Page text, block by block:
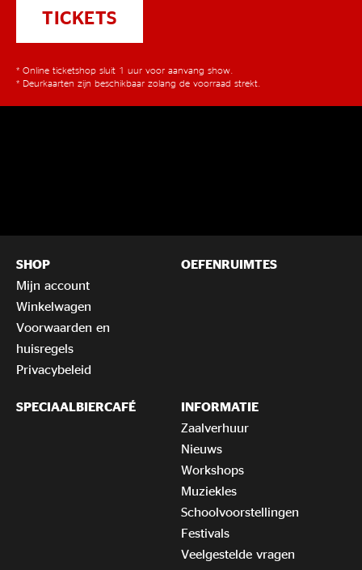
TICKETS
* Online ticketshop sluit 1 uur voor aanvang show.
* Deurkaarten zijn beschikbaar zolang de voorraad strekt.
SHOP
Mijn account
Winkelwagen
Voorwaarden en
huisregels
Privacybeleid
OEFENRUIMTES
SPECIAALBIERCAFÉ
INFORMATIE
Zaalverhuur
Nieuws
Workshops
Muziekles
Schoolvoorstellingen
Festivals
Veelgestelde vragen